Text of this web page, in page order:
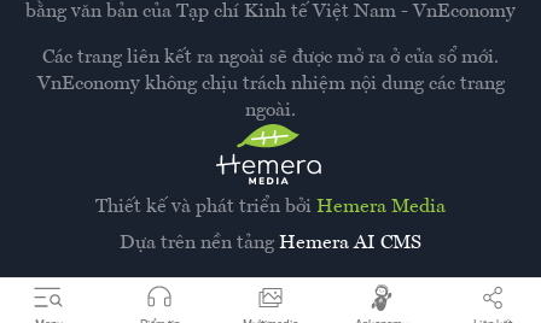
Thiết kế và phát triển bởi Hemera Media
Dựa trên nền tảng Hemera AI CMS
bằng văn bản của Tạp chí Kinh tế Việt Nam - VnEconomy
Các trang liên kết ra ngoài sẽ được mở ra ở cửa sổ mới.
VnEconomy không chịu trách nhiệm nội dung các trang
ngoài.